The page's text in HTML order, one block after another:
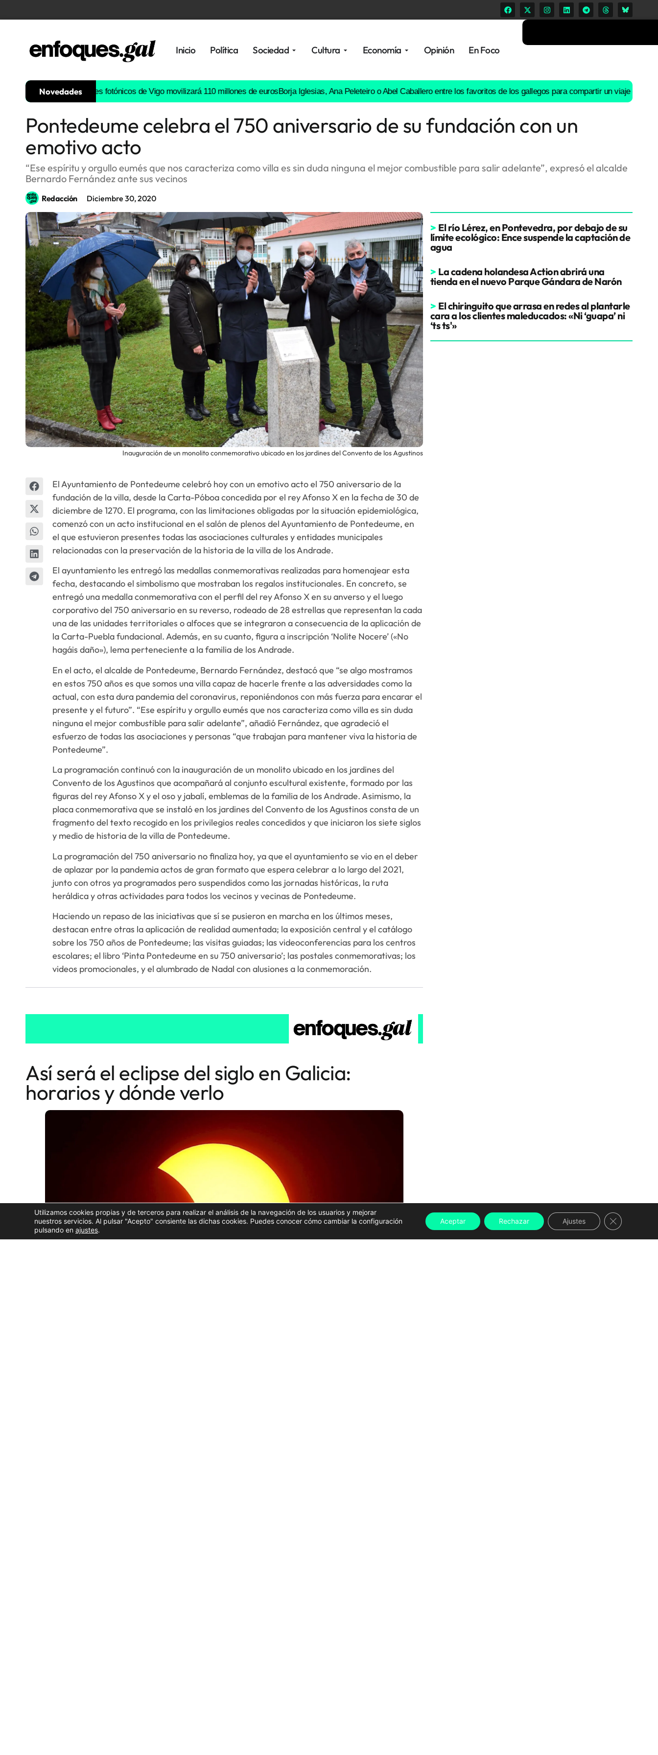
Inicio Política Sociedad Cultura Economía Opinión En Foco
Tendencias
Memoria
Histórica
Gastronomía
Escenarios
Sostenibilidad
Innova
Novedades
de semiconductores fotónicos de Vigo movilizará 110 millones de eurosBorja Iglesias, Ana Peleteiro o Abel Caballero entre los favoritos de los gallegos para compartir un viaje en coche
Pontedeume celebra el 750 aniversario de su fundación con un
emotivo acto
“Ese espíritu y orgullo eumés que nos caracteriza como villa es sin duda ninguna el mejor combustible para salir adelante”, expresó el alcalde
Bernardo Fernández ante sus vecinos
Redacción Diciembre 30, 2020
Inauguración de un monolito conmemorativo ubicado en los jardines del Convento de los Agustinos
El Ayuntamiento de Pontedeume celebró hoy con un emotivo acto el 750 aniversario de la
fundación de la villa, desde la Carta-Póboa concedida por el rey Afonso X en la fecha de 30 de
diciembre de 1270. El programa, con las limitaciones obligadas por la situación epidemiológica,
comenzó con un acto institucional en el salón de plenos del Ayuntamiento de Pontedeume, en
el que estuvieron presentes todas las asociaciones culturales y entidades municipales
relacionadas con la preservación de la historia de la villa de los Andrade.
El ayuntamiento les entregó las medallas conmemorativas realizadas para homenajear esta
fecha, destacando el simbolismo que mostraban los regalos institucionales. En concreto, se
entregó una medalla conmemorativa con el perfil del rey Afonso X en su anverso y el luego
corporativo del 750 aniversario en su reverso, rodeado de 28 estrellas que representan la cada
una de las unidades territoriales o alfoces que se integraron a consecuencia de la aplicación de
la Carta-Puebla fundacional. Además, en su cuanto, figura a inscripción ‘Nolite Nocere’ («No
hagáis daño»), lema perteneciente a la familia de los Andrade.
En el acto, el alcalde de Pontedeume, Bernardo Fernández, destacó que “se algo mostramos
en estos 750 años es que somos una villa capaz de hacerle frente a las adversidades como la
actual, con esta dura pandemia del coronavirus, reponiéndonos con más fuerza para encarar el
presente y el futuro”. “Ese espíritu y orgullo eumés que nos caracteriza como villa es sin duda
ninguna el mejor combustible para salir adelante”, añadió Fernández, que agradeció el
esfuerzo de todas las asociaciones y personas “que trabajan para mantener viva la historia de
Pontedeume”.
La programación continuó con la inauguración de un monolito ubicado en los jardines del
Convento de los Agustinos que acompañará al conjunto escultural existente, formado por las
figuras del rey Afonso X y el oso y jabalí, emblemas de la familia de los Andrade. Asimismo, la
placa conmemorativa que se instaló en los jardines del Convento de los Agustinos consta de un
fragmento del texto recogido en los privilegios reales concedidos y que iniciaron los siete siglos
y medio de historia de la villa de Pontedeume.
La programación del 750 aniversario no finaliza hoy, ya que el ayuntamiento se vio en el deber
de aplazar por la pandemia actos de gran formato que espera celebrar a lo largo del 2021,
junto con otros ya programados pero suspendidos como las jornadas históricas, la ruta
heráldica y otras actividades para todos los vecinos y vecinas de Pontedeume.
Haciendo un repaso de las iniciativas que sí se pusieron en marcha en los últimos meses,
destacan entre otras la aplicación de realidad aumentada; la exposición central y el catálogo
sobre los 750 años de Pontedeume; las visitas guiadas; las videoconferencias para los centros
escolares; el libro ‘Pinta Pontedeume en su 750 aniversario’; las postales conmemorativas; los
videos promocionales, y el alumbrado de Nadal con alusiones a la conmemoración.
Así será el eclipse del siglo en Galicia:
horarios y dónde verlo
> El río Lérez, en Pontevedra, por debajo de su
límite ecológico: Ence suspende la captación de
agua
> La cadena holandesa Action abrirá una
tienda en el nuevo Parque Gándara de Narón
> El chiringuito que arrasa en redes al plantarle
cara a los clientes maleducados: «Ni ‘guapa’ ni
‘ts ts'»
Utilizamos cookies propias y de terceros para realizar el análisis de la navegación de los usuarios y mejorar
nuestros servicios. Al pulsar "Acepto" consiente las dichas cookies. Puedes conocer cómo cambiar la configuración
pulsando en ajustes.
Aceptar Rechazar Ajustes Cerrar el